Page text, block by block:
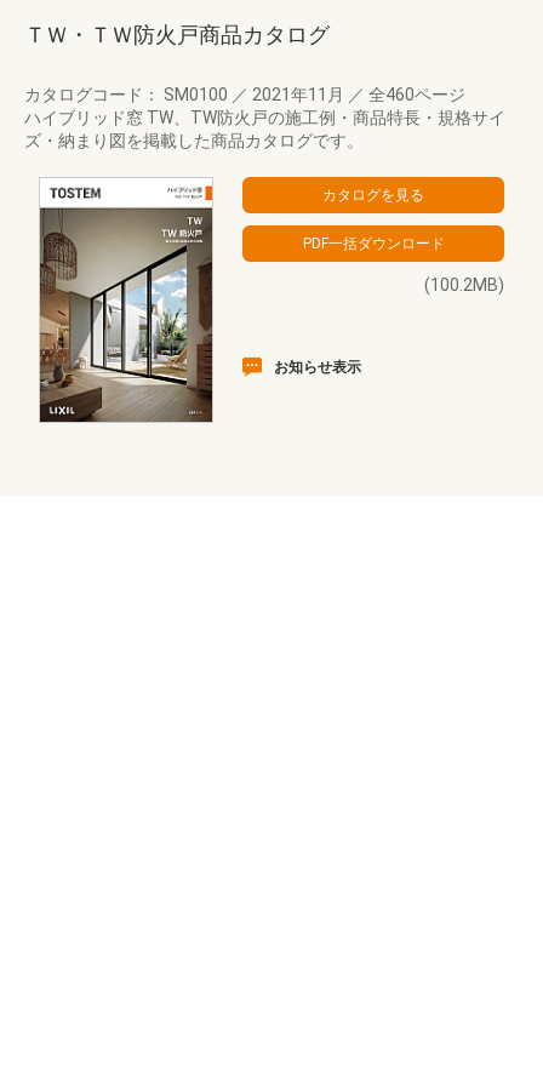
ＴＷ・ＴＷ防火戸商品カタログ
カタログコード： SM0100 ／ 2021年11月 ／ 全460ページ
ハイブリッド窓 TW、TW防火戸の施工例・商品特長・規格サイ
ズ・納まり図を掲載した商品カタログです。
(100.2MB)
お知らせ表示